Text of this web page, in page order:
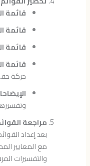
قائمة
قائمة
قائمة
قائمة
حركة
مراجعة
بعد إعداد
مع المعايير
والتفسيرات